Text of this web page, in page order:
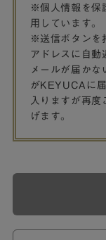
※個人情報を保
用しています。
※送信ボタンを
アドレスに自動
メールが届かな
がKEYUCAに
入りますが再度
げます。